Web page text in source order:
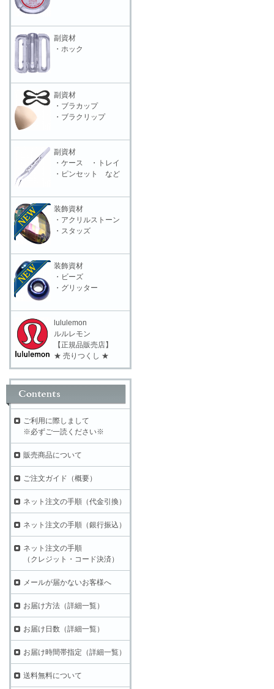
副資材
・ホック
副資材
・ブラカップ
・ブラクリップ
副資材
・ケース ・トレイ
・ピンセット など
装飾資材
・アクリルストーン
・スタッズ
装飾資材
・ビーズ
・グリッター
lululemon
ルルレモン
【正規品販売店】
★ 売りつくし ★
ご利用に際しまして
※必ずご一読ください※
販売商品について
ご注文ガイド（概要）
ネット注文の手順（代金引換）
ネット注文の手順（銀行振込）
ネット注文の手順
（クレジット・コード決済）
メールが届かないお客様へ
お届け方法（詳細一覧）
お届け日数（詳細一覧）
お届け時間帯指定（詳細一覧）
送料無料について